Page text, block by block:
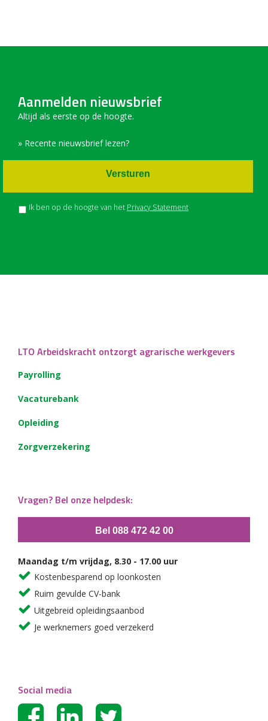
Aanmelden nieuwsbrief
Altijd als eerste op de hoogte.
» Recente nieuwsbrief lezen?
Ik ben op de hoogte van het Privacy Statement
Versturen
LTO Arbeidskracht ontzorgt agrarische werkgevers
Payrolling
Vacaturebank
Opleiding
Zorgverzekering
Vragen? Bel onze helpdesk:
Bel 088 472 42 00
Maandag t/m vrijdag, 8.30 - 17.00 uur
Kostenbesparend op loonkosten
Ruim gevulde CV-bank
Uitgebreid opleidingsaanbod
Je werknemers goed verzekerd
Social media